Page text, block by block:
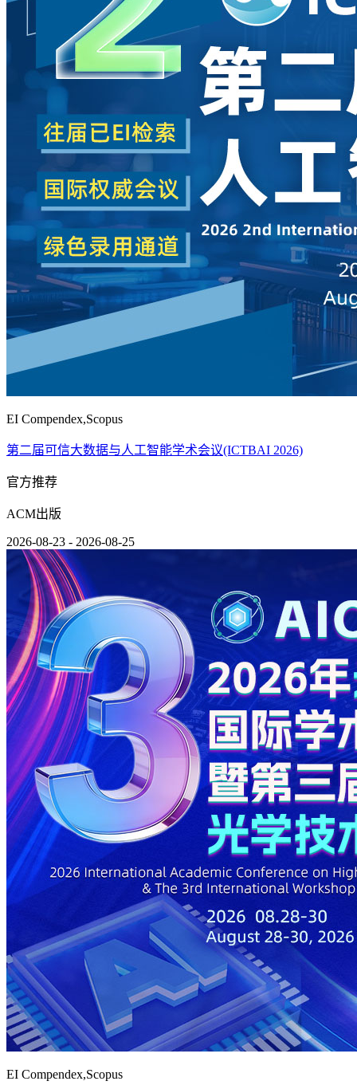
EI Compendex,Scopus
第二届可信大数据与人工智能学术会议(ICTBAI 2026)
官方推荐
ACM出版
2026-08-23 - 2026-08-25
EI Compendex,Scopus